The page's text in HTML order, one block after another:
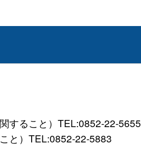
すること）TEL:0852-22-5655
と）TEL:0852-22-5883